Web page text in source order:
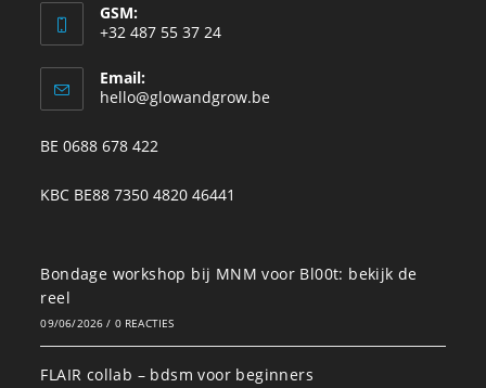
GSM:
+32 487 55 37 24
Email:
hello@glowandgrow.be
BE 0688 678 422
KBC BE88 7350 4820 46441
Bondage workshop bij MNM voor Bl00t: bekijk de
reel
09/06/2026 / 0 REACTIES
FLAIR collab – bdsm voor beginners